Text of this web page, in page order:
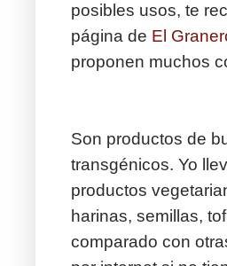
posibles usos, te
página de El
proponen muchos
Son productos de
transgénicos. Yo
productos
harinas, semillas,
comparado con